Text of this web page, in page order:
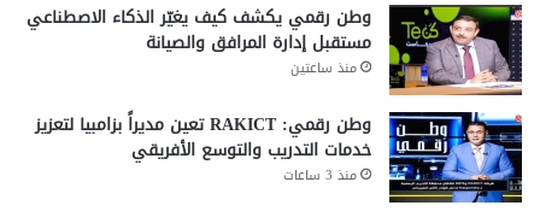
وطن رقمي يكشف كيف يغيّر الذكاء الاصطناعي
مستقبل إدارة المرافق والصيانة
منذ ساعتين
وطن رقمي: RAKICT تعين مديراً بزامبيا لتعزيز
خدمات التدريب والتوسع الأفريقي
منذ 3 ساعات